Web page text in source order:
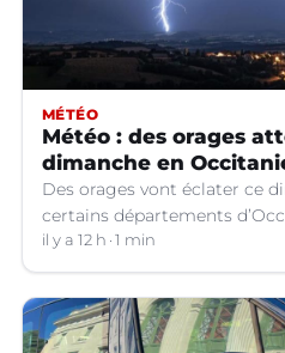
MÉTÉO
Météo : des orages
dimanche en
Des orages vont éclater ce
certains départements
il y a 12 h 1 min